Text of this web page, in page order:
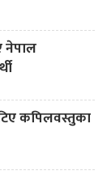
नेपाल
कपिलवस्तुका